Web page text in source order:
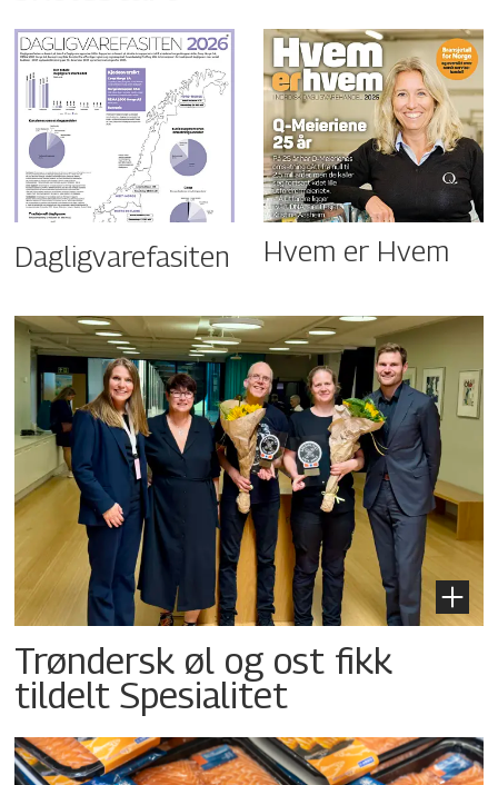
Dagligvarefasiten Hvem er Hvem
Trøndersk øl og ost fikk
tildelt Spesialitet